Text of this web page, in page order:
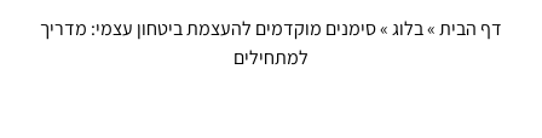
דף הבית»בלוג»סימנים מוקדמים להעצמת ביטחון עצמי: מדריך
למתחילים